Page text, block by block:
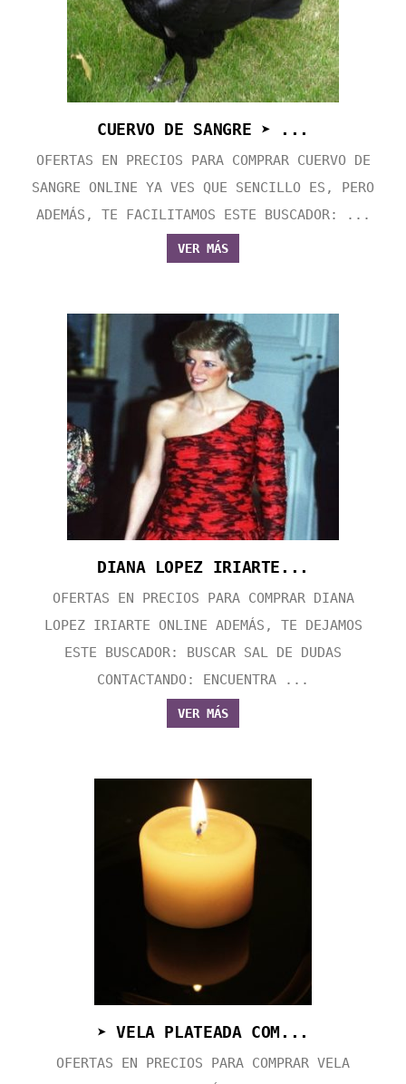
CUERVO DE SANGRE ➤ ...
OFERTAS EN PRECIOS PARA COMPRAR CUERVO DE
SANGRE ONLINE YA VES QUE SENCILLO ES, PERO
ADEMÁS, TE FACILITAMOS ESTE BUSCADOR: ...
VER MÁS
DIANA LOPEZ IRIARTE...
OFERTAS EN PRECIOS PARA COMPRAR DIANA
LOPEZ IRIARTE ONLINE ADEMÁS, TE DEJAMOS
ESTE BUSCADOR: BUSCAR SAL DE DUDAS
CONTACTANDO: ENCUENTRA ...
VER MÁS
➤ VELA PLATEADA COM...
OFERTAS EN PRECIOS PARA COMPRAR VELA